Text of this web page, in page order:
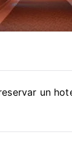
un